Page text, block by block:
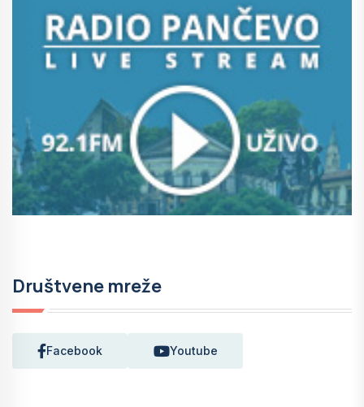
Društvene mreže
Facebook Youtube